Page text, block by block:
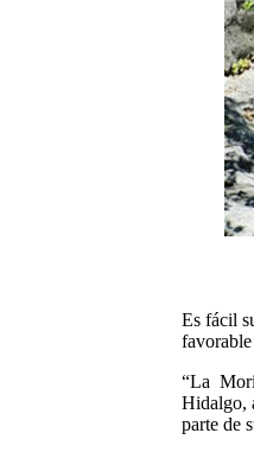
Es fácil
“La
Hidalgo,
parte de